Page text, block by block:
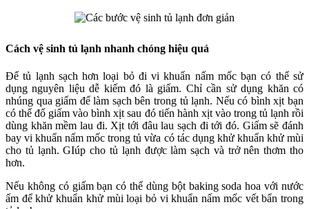
Cách vệ sinh tủ lạnh nhanh chóng hiệu quả
Để tủ lạnh sạch hơn loại bỏ đi vi khuẩn nấm mốc bạn có thể sử
dụng nguyên liệu dễ kiếm đó là giấm. Chỉ cần sử dụng khăn có
nhúng qua giấm để làm sạch bên trong tủ lạnh. Nếu có bình xịt bạn
có thể đổ giấm vào bình xịt sau đó tiến hành xịt vào trong tủ lạnh rồi
dùng khăn mềm lau đi. Xịt tới đâu lau sạch đi tới đó. Giấm sẽ đánh
bay vi khuẩn nấm mốc trong tủ vừa có tác dụng khử khuẩn khử mùi
cho tủ lạnh. GIúp cho tủ lạnh được làm sạch và trở nên thơm tho
hơn.
Nếu không có giấm bạn có thể dùng bột baking soda hoa với nước
ấm để khử khuẩn khử mùi loại bỏ vi khuẩn nấm mốc vết bẩn trong